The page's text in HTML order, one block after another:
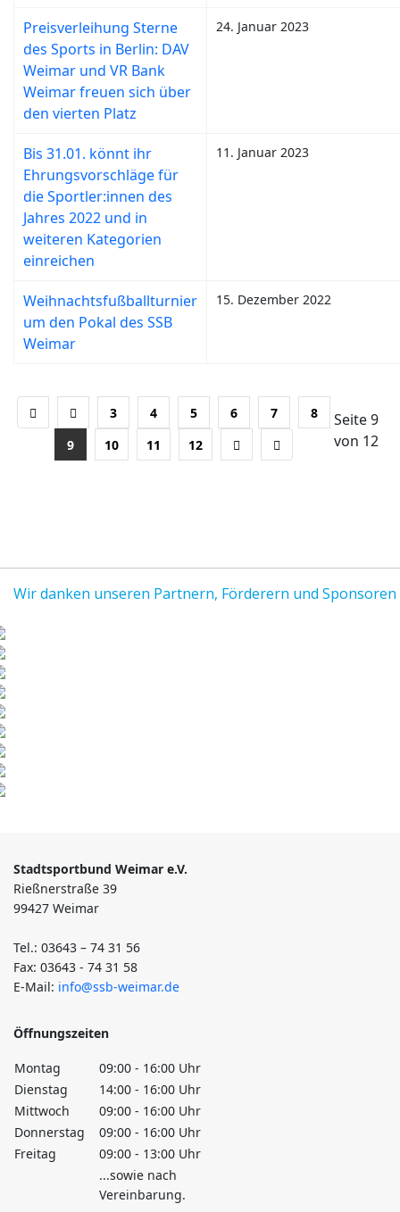
Preisverleihung Sterne
des Sports in Berlin: DAV
Weimar und VR Bank
Weimar freuen sich über
den vierten Platz
24. Januar 2023
Bis 31.01. könnt ihr
Ehrungsvorschläge für
die Sportler:innen des
Jahres 2022 und in
weiteren Kategorien
einreichen
11. Januar 2023
Weihnachtsfußballturnier
um den Pokal des SSB
Weimar
15. Dezember 2022
3 4 5 6 7
8
9
10 11 12
Seite 9
von 12
Wir danken unseren Partnern, Förderern und Sponsoren
Stadtsportbund Weimar e.V.
Rießnerstraße 39
99427 Weimar
Tel.: 03643 – 74 31 56
Fax: 03643 - 74 31 58
E-Mail: info@ssb-weimar.de
Öffnungszeiten
Montag
09:00 - 16:00 Uhr
Dienstag
14:00 - 16:00 Uhr
Mittwoch
09:00 - 16:00 Uhr
Donnerstag
09:00 - 16:00 Uhr
Freitag
09:00 - 13:00 Uhr
...sowie nach
Vereinbarung.